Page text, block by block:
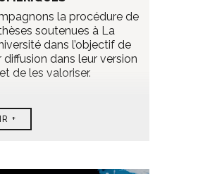
la procédure de
soutenues à La
dans l’objectif de
dans leur version
de les valoriser.
+